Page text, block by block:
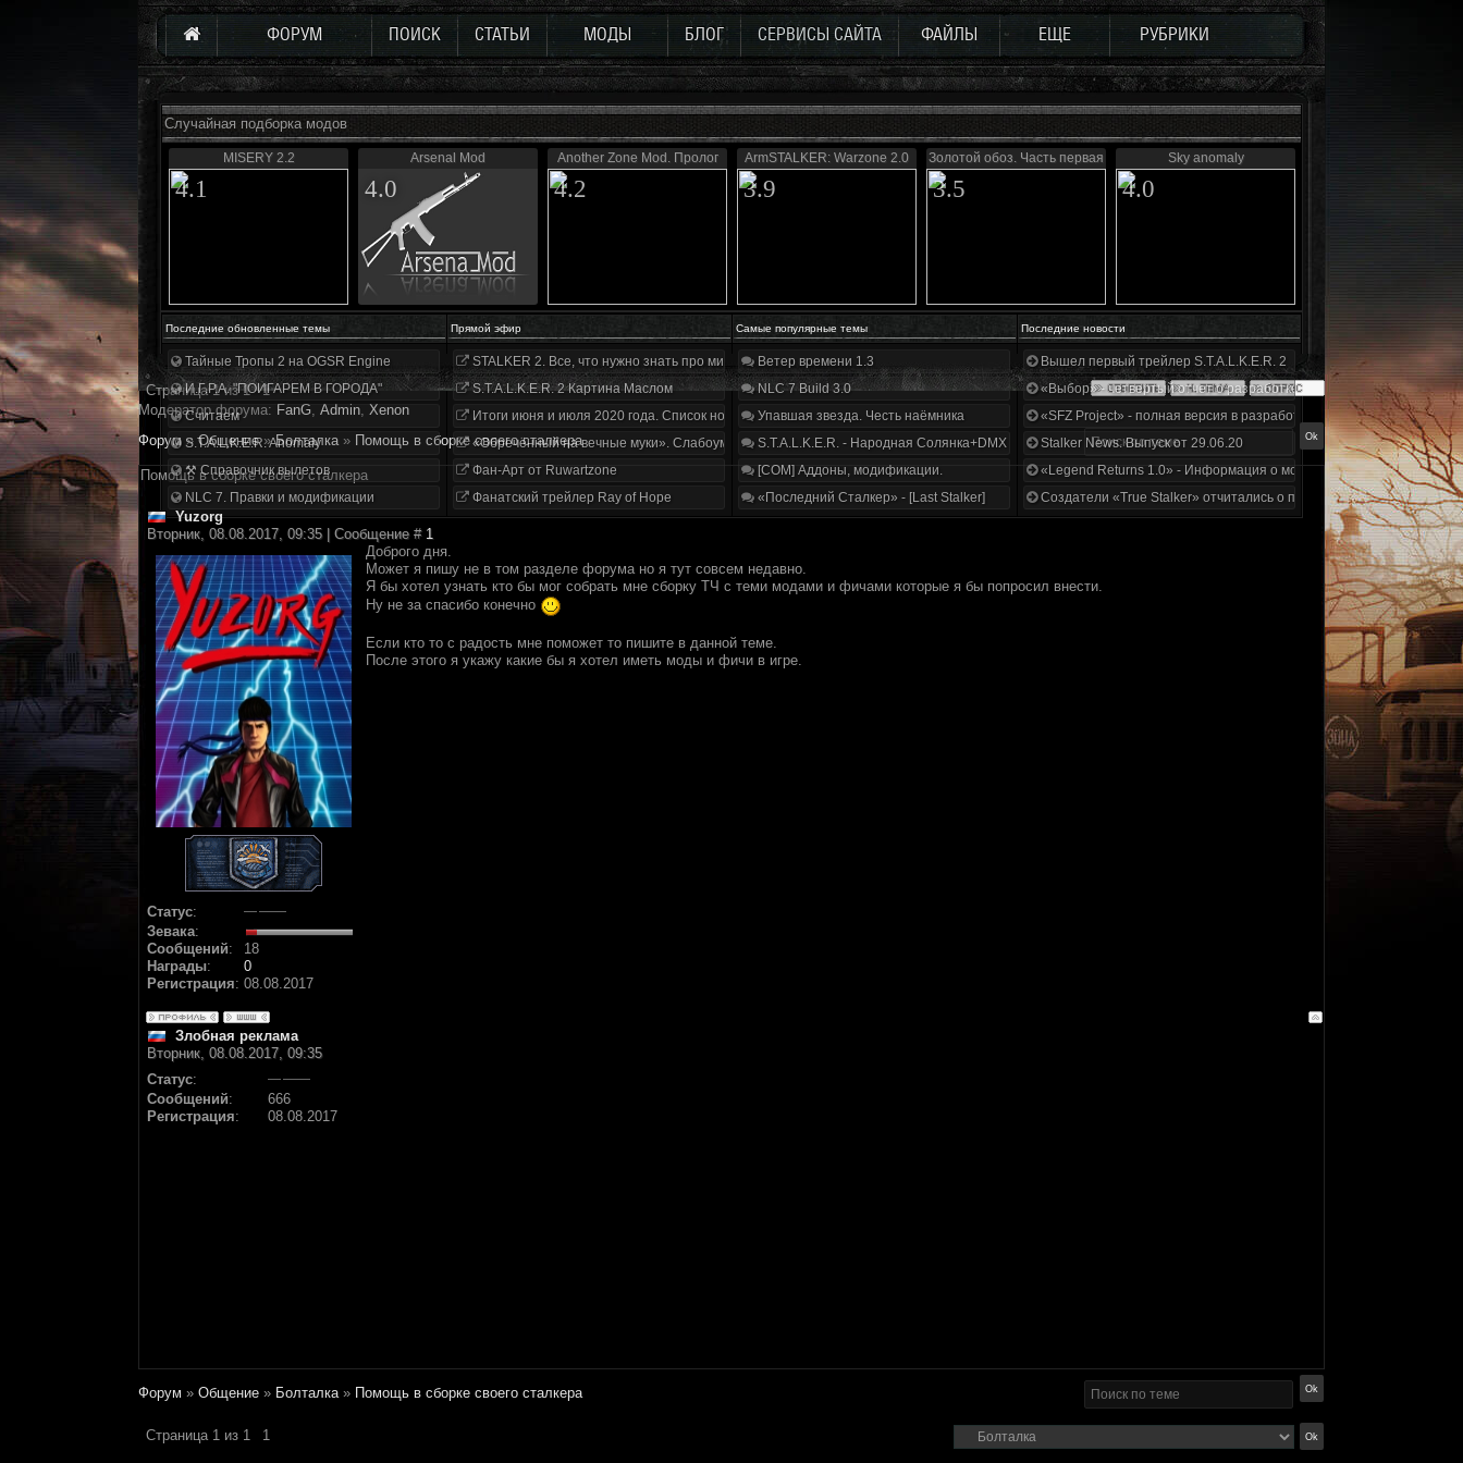
ФОРУМ ПОИСК СТАТЬИ МОДЫ БЛОГ СЕРВИСЫ САЙТА ФАЙЛЫ ЕЩЕ РУБРИКИ
Случайная подборка модов
MISERY 2.2
4.1
Arsenal Mod
4.0
Another Zone Mod. Пролог
4.2
ArmSTALKER: Warzone 2.0
3.9
Золотой обоз. Часть первая
3.5
Sky anomaly
4.0
Последние обновленные темы Прямой эфир Самые популярные темы Последние новости
Тайные Тропы 2 на OGSR Engine
И.Г.Р.А. "ПОИГАРЕМ В ГОРОДА"
Считаем
S.T.A.L.K.E.R. Anomaly
⚒ Справочник вылетов
NLC 7. Правки и модификации
STALKER 2. Все, что нужно знать про мир, геймплей и сюжет | Разбор трейлера
S.T.A.L.K.E.R. 2 Картина Маслом
Итоги июня и июля 2020 года. Список нововведений
«Обречённый на вечные муки». Слабоумие и отвага
Фан-Арт от Ruwartzone
Фанатский трейлер Ray of Hope
Ветер времени 1.3
NLC 7 Build 3.0
Упавшая звезда. Честь наёмника
S.T.A.L.K.E.R. - Народная Солянка+DMX 1.3.5.ООП.МА.К.
[COM] Аддоны, модификации.
«Последний Сталкер» - [Last Stalker]
Вышел первый трейлер S.T.A.L.K.E.R. 2
«Выбор» - четвертый отчет о разработке!
«SFZ Project» - полная версия в разработке!
Stalker News. Выпуск от 29.06.20
«Legend Returns 1.0» - Информация о моде за июнь 2020
Создатели «True Stalker» отчитались о проделанной работе
Страница1из1
1
Модератор форума: FanG, Аdmin, Xenon
Форум » Общение » Болталка » Помощь в сборке своего сталкера
Помощь в сборке своего сталкера
Yuzorg
Вторник, 08.08.2017, 09:35 | Сообщение # 1
Статус:
Зевака:
Сообщений:
18
Награды:
0
Регистрация: 08.08.2017
Доброго дня.
Может я пишу не в том разделе форума но я тут совсем недавно.
Я бы хотел узнать кто бы мог собрать мне сборку ТЧ с теми модами и фичами которые я бы попросил внести.
Ну не за спасибо конечно
Если кто то с радость мне поможет то пишите в данной теме.
После этого я укажу какие бы я хотел иметь моды и фичи в игре.
Злобная реклама
Вторник, 08.08.2017, 09:35
Статус:
Сообщений:
666
Регистрация: 08.08.2017
Форум » Общение » Болталка » Помощь в сборке своего сталкера
Страница 1 из 1 1